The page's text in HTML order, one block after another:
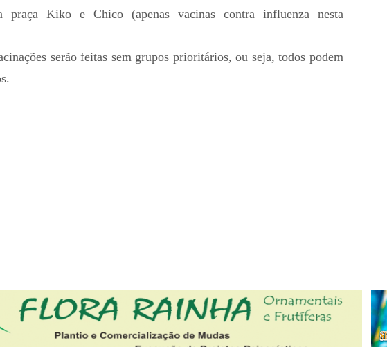
praça Kiko e Chico (apenas vacinas contra influenza nesta
serão feitas sem grupos prioritários, ou seja, todos podem